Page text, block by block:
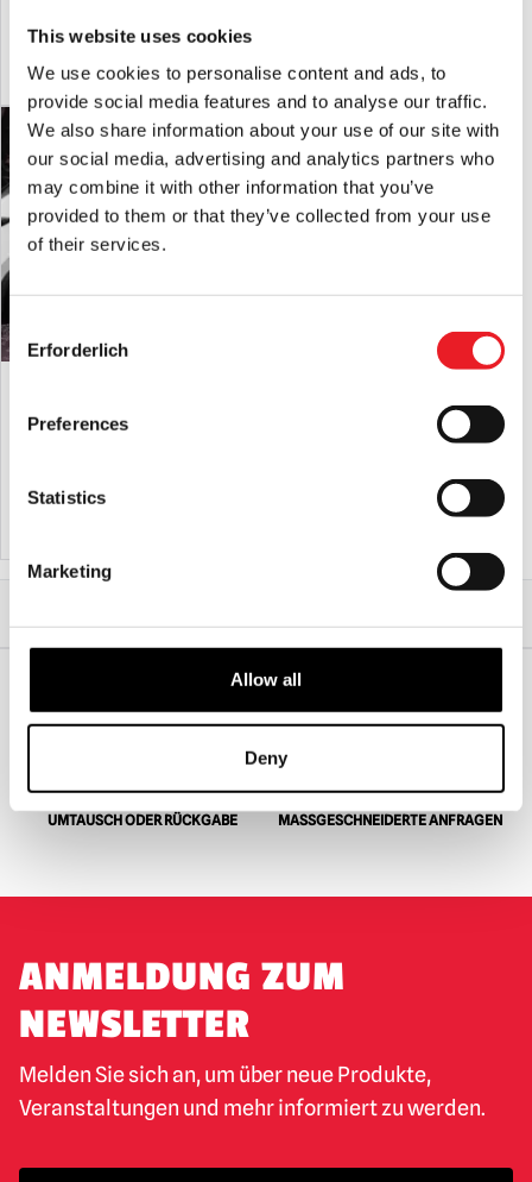
This website uses cookies
We use cookies to personalise content and ads, to
provide social media features and to analyse our traffic.
We also share information about your use of our site with
our social media, advertising and analytics partners who
may combine it with other information that you’ve
provided to them or that they’ve collected from your use
of their services.
Consent
Selection
Erforderlich
Preferences
Statistics
Marketing
Allow all
Deny
PRODUKT ANSEHEN
5.95
Glynn McKay - Pro Blut 600ml
£35.95
Glynn Mckay - Pro Blood THICK 600ml
UMTAUSCH ODER RÜCKGABE MASSGESCHNEIDERTE ANFRAGEN
ANMELDUNG ZUM
NEWSLETTER
Melden Sie sich an, um über neue Produkte,
Veranstaltungen und mehr informiert zu werden.